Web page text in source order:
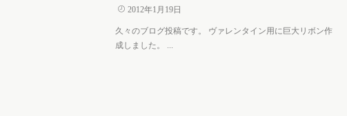
2012年1月19日
久々のブログ投稿です。 ヴァレンタイン用に巨大リボン作
成しました。 ...